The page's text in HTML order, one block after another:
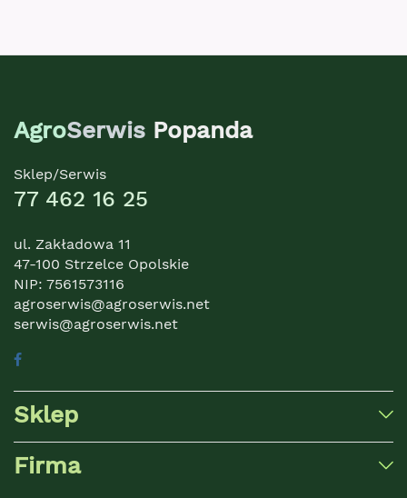
AgroSerwis Popanda
Sklep/Serwis
77 462 16 25
ul. Zakładowa 11
47-100 Strzelce Opolskie
NIP: 7561573116
agroserwis@agroserwis.net
serwis@agroserwis.net
Sklep
Firma